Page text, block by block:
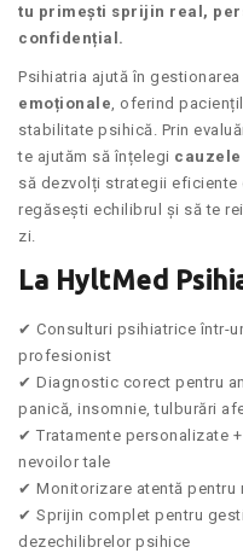
tu primești sprijin real,
confidențial.
Psihiatria ajută în gestionarea
emoționale, oferind
stabilitate psihică. Prin
te ajutăm să înțelegi
să dezvolți strategii
regăsești echilibrul și să te
zi.
La HyltMed
✔ Consulturi psihiatrice într-
profesionist
✔ Diagnostic corect pentru
panică, insomnie, tulburări
✔ Tratamente personalizate
nevoilor tale
✔ Monitorizare atentă pentru
✔ Sprijin complet pentru
dezechilibrelor psihice